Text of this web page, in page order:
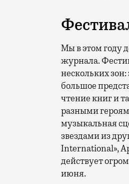
Мы в этом году
журнала.
нескольких
большое
чтение книг и
разными
музыкальная
звездами из
International»,
действует
июня.